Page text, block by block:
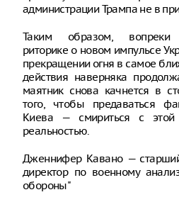
администрации Трампа не в
Таким образом, вопреки
риторике о новом импульсе
прекращении огня в самое
действия наверняка
маятник снова качнется в
того, чтобы предаваться
Киева — смириться с
реальностью.
Дженнифер Кавано —
директор по военному
обороны"